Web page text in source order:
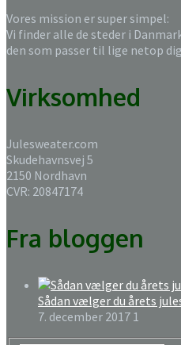
Vores mission er super simpel:
Vi finder alle de steder i
den som passer til lige netop
Virksomhed
Julesweater.com
Skudehavnsvej 5
2150 Nordhavn
CVR: 20847174
Fra bloggen
Sådan vælger du årets
7. december 2017 1